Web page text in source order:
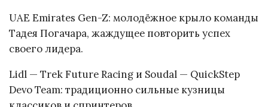
UAE Emirates Gen-Z: молодёжное крыло команды
Тадея Погачара, жаждущее повторить успех
своего лидера.
Lidl — Trek Future Racing и Soudal — QuickStep
Devo Team: традиционно сильные кузницы